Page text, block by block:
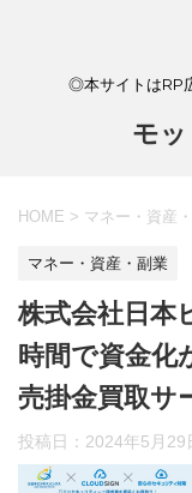
◎本サイトは
モ
HOME > マネー・資産
マネー・資産・副業
株式会社日本
時間で資金化
売掛金買取サ
投稿日： 2024年5月29